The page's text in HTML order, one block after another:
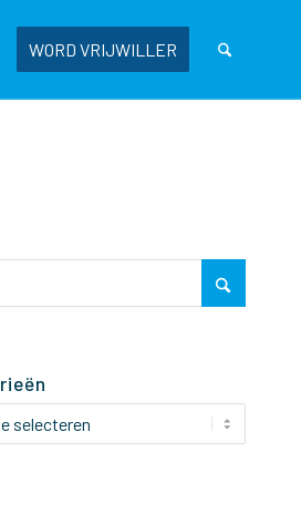
WORD VRIJWILLER